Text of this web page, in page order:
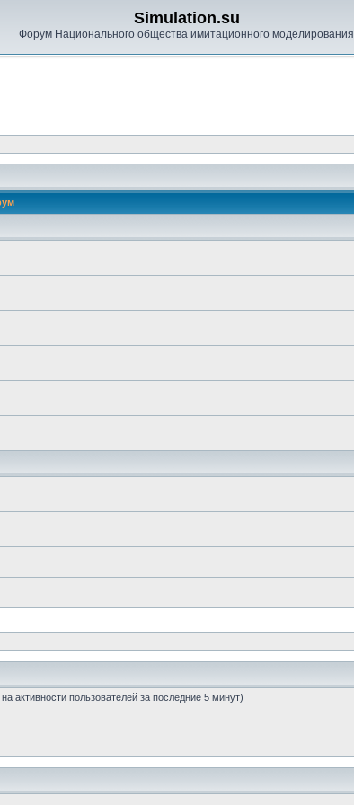
Simulation.su
Форум Национального общества имитационного моделирования
активности пользователей за последние 5 минут)